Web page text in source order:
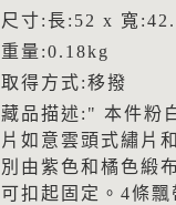
尺寸:長:52 x 寬
重量:0.18kg
取得方式:移撥
藏品描述:" 本件粉
片如意雲頭式繡片
別由紫色和橘色緞
可扣起固定。4條